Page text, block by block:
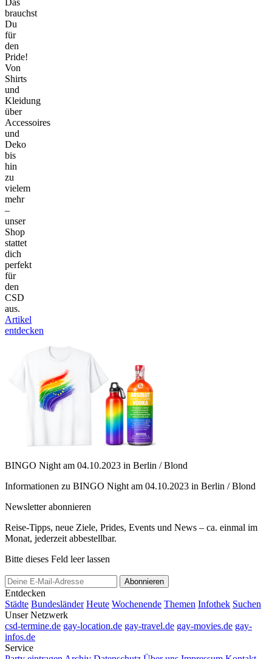
brauchst
Du
für
den
Pride!
Von
Shirts
und
Kleidung
über
Accessoires
und
Deko
bis
hin
zu
vielem
mehr
–
unser
Shop
stattet
dich
perfekt
für
den
CSD
aus.
Artikel
entdecken
BINGO Night am 04.10.2023 in Berlin / Blond
Informationen zu BINGO Night am 04.10.2023 in Berlin / Blond
Newsletter abonnieren
Reise-Tipps, neue Ziele, Prides, Events und News – ca. einmal im
Monat, jederzeit abbestellbar.
Bitte dieses Feld leer lassen
Abonnieren
Entdecken
Städte Bundesländer Heute Wochenende Themen Infothek Suchen
Unser Netzwerk
csd-termine.de gay-location.de gay-travel.de gay-movies.de gay-
infos.de
Service